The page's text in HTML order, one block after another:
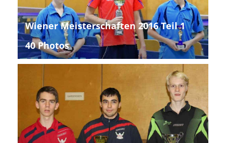
Wiener Meisterschaften 2016 Teil 1
40 Photos